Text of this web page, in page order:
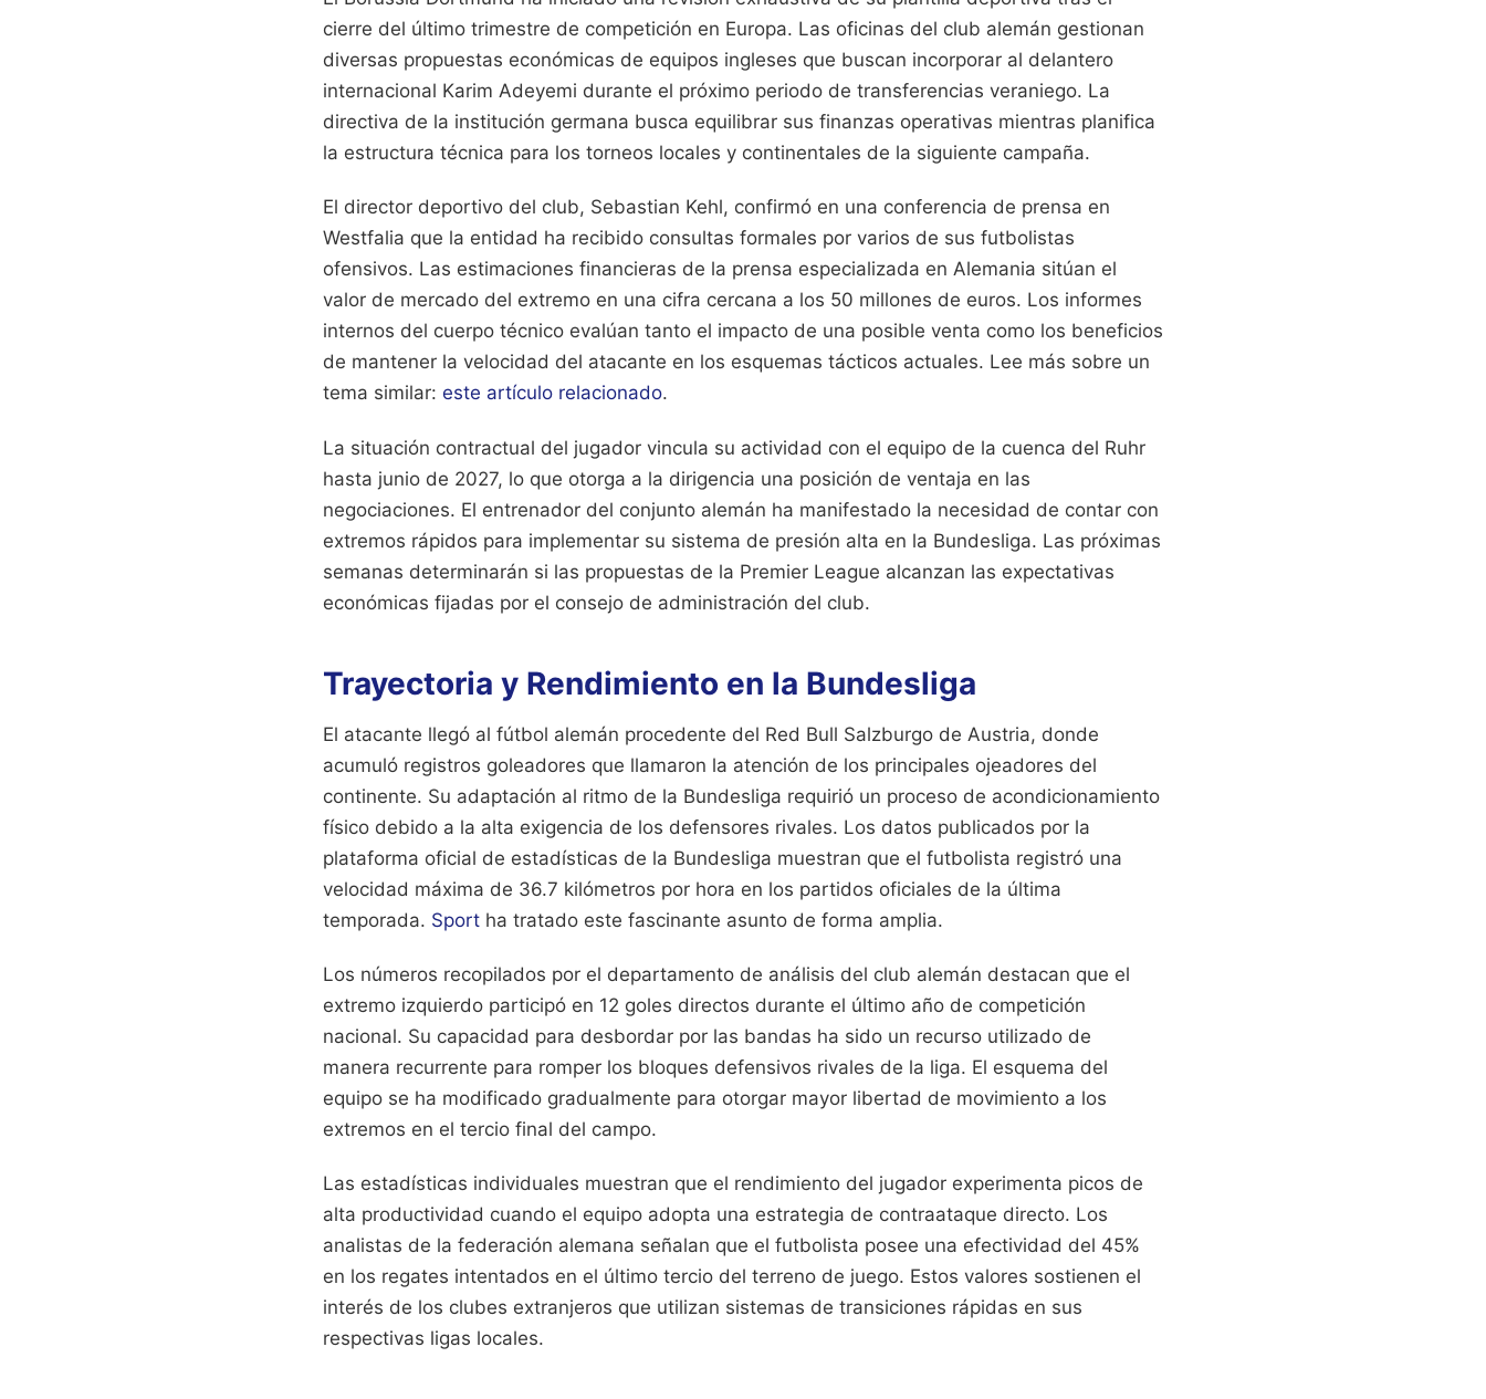
cierre del último trimestre de competición en Europa. Las oficinas del club alemán gestionan
diversas propuestas económicas de equipos ingleses que buscan incorporar al delantero
internacional Karim Adeyemi durante el próximo periodo de transferencias veraniego. La
directiva de la institución germana busca equilibrar sus finanzas operativas mientras planifica
la estructura técnica para los torneos locales y continentales de la siguiente campaña.
El director deportivo del club, Sebastian Kehl, confirmó en una conferencia de prensa en
Westfalia que la entidad ha recibido consultas formales por varios de sus futbolistas
ofensivos. Las estimaciones financieras de la prensa especializada en Alemania sitúan el
valor de mercado del extremo en una cifra cercana a los 50 millones de euros. Los informes
internos del cuerpo técnico evalúan tanto el impacto de una posible venta como los beneficios
de mantener la velocidad del atacante en los esquemas tácticos actuales. Lee más sobre un
tema similar: este artículo relacionado.
La situación contractual del jugador vincula su actividad con el equipo de la cuenca del Ruhr
hasta junio de 2027, lo que otorga a la dirigencia una posición de ventaja en las
negociaciones. El entrenador del conjunto alemán ha manifestado la necesidad de contar con
extremos rápidos para implementar su sistema de presión alta en la Bundesliga. Las próximas
semanas determinarán si las propuestas de la Premier League alcanzan las expectativas
económicas fijadas por el consejo de administración del club.
Trayectoria y Rendimiento en la Bundesliga
El atacante llegó al fútbol alemán procedente del Red Bull Salzburgo de Austria, donde
acumuló registros goleadores que llamaron la atención de los principales ojeadores del
continente. Su adaptación al ritmo de la Bundesliga requirió un proceso de acondicionamiento
físico debido a la alta exigencia de los defensores rivales. Los datos publicados por la
plataforma oficial de estadísticas de la Bundesliga muestran que el futbolista registró una
velocidad máxima de 36.7 kilómetros por hora en los partidos oficiales de la última
temporada. Sport ha tratado este fascinante asunto de forma amplia.
Los números recopilados por el departamento de análisis del club alemán destacan que el
extremo izquierdo participó en 12 goles directos durante el último año de competición
nacional. Su capacidad para desbordar por las bandas ha sido un recurso utilizado de
manera recurrente para romper los bloques defensivos rivales de la liga. El esquema del
equipo se ha modificado gradualmente para otorgar mayor libertad de movimiento a los
extremos en el tercio final del campo.
Las estadísticas individuales muestran que el rendimiento del jugador experimenta picos de
alta productividad cuando el equipo adopta una estrategia de contraataque directo. Los
analistas de la federación alemana señalan que el futbolista posee una efectividad del 45%
en los regates intentados en el último tercio del terreno de juego. Estos valores sostienen el
interés de los clubes extranjeros que utilizan sistemas de transiciones rápidas en sus
respectivas ligas locales.